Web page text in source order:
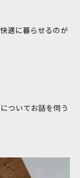
適に暮らせるのが
ついてお話を伺う